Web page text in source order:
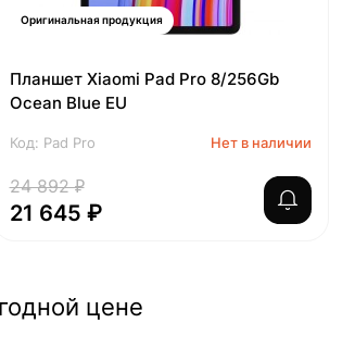
Оригинальная продукция
Планшет Xiaomi Pad Pro 8/256Gb
Ocean Blue EU
Код: Pad Pro Нет в наличии
24 892 ₽
21 645 ₽
цене